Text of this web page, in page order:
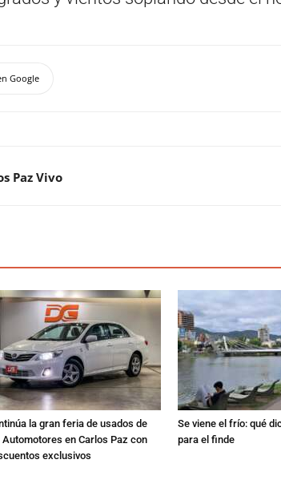
Google
Paz Vivo
la gran feria de usados de
Automotores en Carlos Paz con
exclusivos
Se viene el frío: qué
para el finde